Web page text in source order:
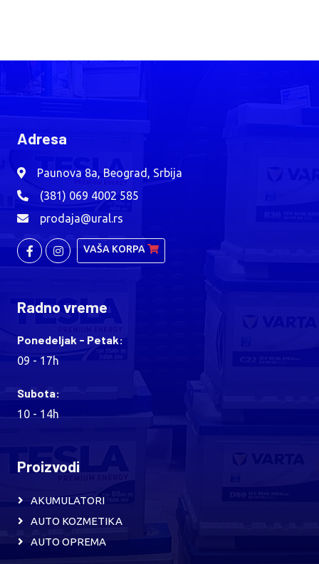
Adresa
Paunova 8a, Beograd, Srbija
(381) 069 4002 585
prodaja@ural.rs
VAŠA KORPA
Radno vreme
Ponedeljak - Petak:
09 - 17h
Subota:
10 - 14h
Proizvodi
AKUMULATORI
AUTO KOZMETIKA
AUTO OPREMA